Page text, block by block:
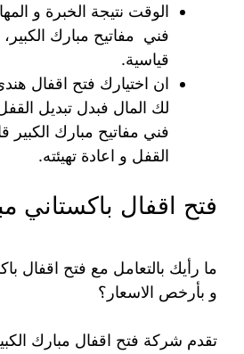
الوقت نتيجة الخبرة و
فني مفاتيح مبارك
قياسية.
ان اختيارك فتح اقفال
لك المال فبدل تبديل
فني مفاتيح مبارك الكبير
القفل و اعادة تهيئته.
فتح اقفال باكستاني
ما رأيك بالتعامل مع فتح اقفال
و بأرخص الاسعار؟
تقدم شركة فتح اقفال مبارك